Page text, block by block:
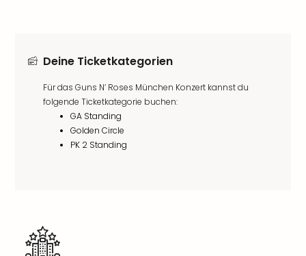
Deine Ticketkategorien
Für das Guns N’ Roses München Konzert kannst du
folgende Ticketkategorie buchen:
GA Standing
Golden Circle
PK 2 Standing